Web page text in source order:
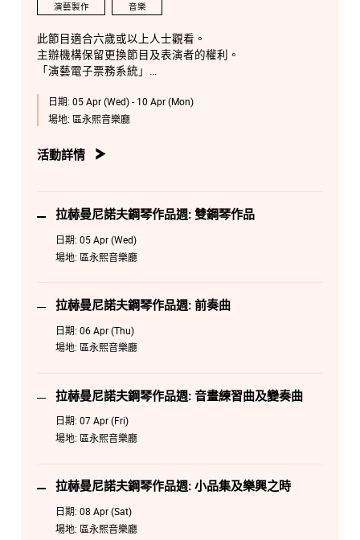
演藝製作 音樂
此節目適合六歲或以上人士觀看。
主辦機構保留更換節目及表演者的權利。
「演藝電子票務系統」
日期: 05 Apr (Wed) - 10 Apr (Mon)
場地: 區永熙音樂廳
活動詳情
拉赫曼尼諾夫鋼琴作品週: 雙鋼琴作品
日期: 05 Apr (Wed)
場地: 區永熙音樂廳
拉赫曼尼諾夫鋼琴作品週: 前奏曲
日期: 06 Apr (Thu)
場地: 區永熙音樂廳
拉赫曼尼諾夫鋼琴作品週: 音畫練習曲及變奏曲
日期: 07 Apr (Fri)
場地: 區永熙音樂廳
拉赫曼尼諾夫鋼琴作品週: 小品集及樂興之時
日期: 08 Apr (Sat)
場地: 區永熙音樂廳